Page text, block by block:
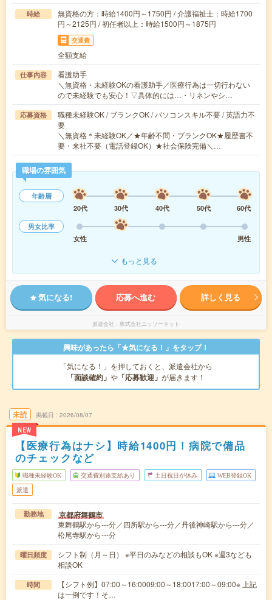
時給
無資格の方：時給1400円～1750円 / 介護福祉士：時給1700
円～2125円 / 初任者以上：時給1500円～1875円
交通費
全額支給
仕事内容
看護助手
＼無資格・未経験OKの看護助手／医療行為は一切行わない
ので未経験でも安心！▽具体的には…・リネンやシ…
応募資格
職種未経験OK / ブランクOK / パソコンスキル不要 / 英語力不
要
＼無資格＊未経験OK／★年齢不問・ブランクOK★履歴書不
要・来社不要（電話登録OK）★社会保険完備＼…
職場の雰囲気
年齢層
20代
30代 40代 50代
60代
男女比率
女性
男性
もっと見る
気になる! 応募へ進む 詳しく見る
派遣会社 株式会社ニッソーネット
興味があったら「★気になる！」をタップ！
「気になる！」を押しておくと、派遣会社から
「面談確約」 や 「応募歓迎」 が届きます！
未読
NEW
掲載日 2026/08/07
【医療行為はナシ】時給1400円！病院で備品
のチェックなど
職種未経験OK 交通費別途支給あり 土日祝日が休み WEB登録OK
派遣
勤務地 京都府舞鶴市
東舞鶴駅から---分／四所駅から---分／丹後神崎駅から---分／
松尾寺駅から---分
曜日頻度
シフト制（月～日） ※平日のみなどの相談もOK ※週3なども
相談OK
時間
【シフト例】07:00～16:0009:00～18:0017:00～09:00※ 上記
は一例です！そ…